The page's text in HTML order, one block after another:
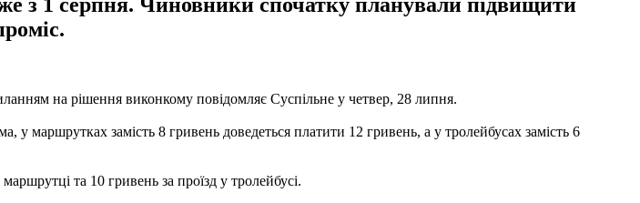
на рішення виконкому повідомляє Суспільне у четвер, 28 липня.
маршрутках замість 8 гривень доведеться платити 12 гривень, а у тролейбусах замість 6
та 10 гривень за проїзд у тролейбусі.